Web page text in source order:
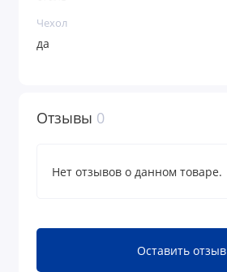
Чехол
да
Отзывы 0
Нет отзывов о данном товаре.
Оставить отзыв